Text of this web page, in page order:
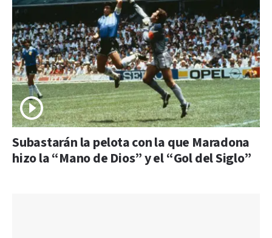
Subastarán la pelota con la que Maradona
hizo la “Mano de Dios” y el “Gol del Siglo”